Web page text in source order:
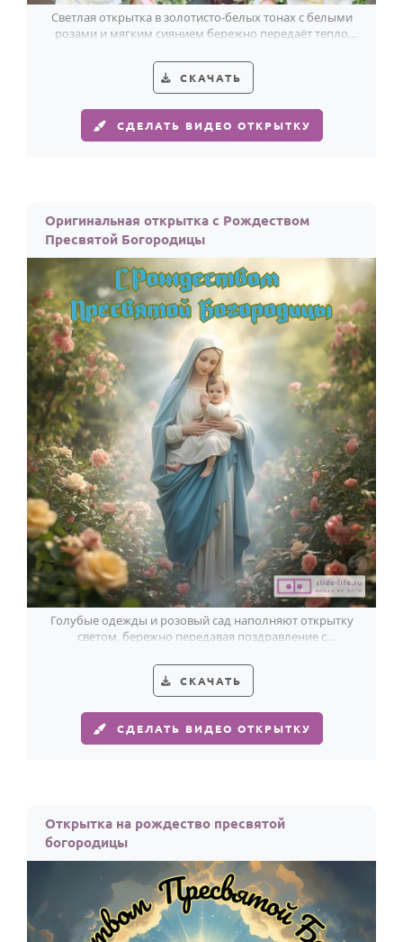
Папе
Детям
Все родственники
ПЕРСОНАЛЬНЫЕ
Пожелания
Светлая открытка в золотисто-белых тонах с белыми
розами и мягким сиянием бережно передаёт тепло
СКАЧАТЬ
СДЕЛАТЬ ВИДЕО ОТКРЫТКУ
Оригинальная открытка с Рождеством
Пресвятой Богородицы
Голубые одежды и розовый сад наполняют открытку
светом, бережно передавая поздравление с
СКАЧАТЬ
СДЕЛАТЬ ВИДЕО ОТКРЫТКУ
Открытка на рождество пресвятой
богородицы